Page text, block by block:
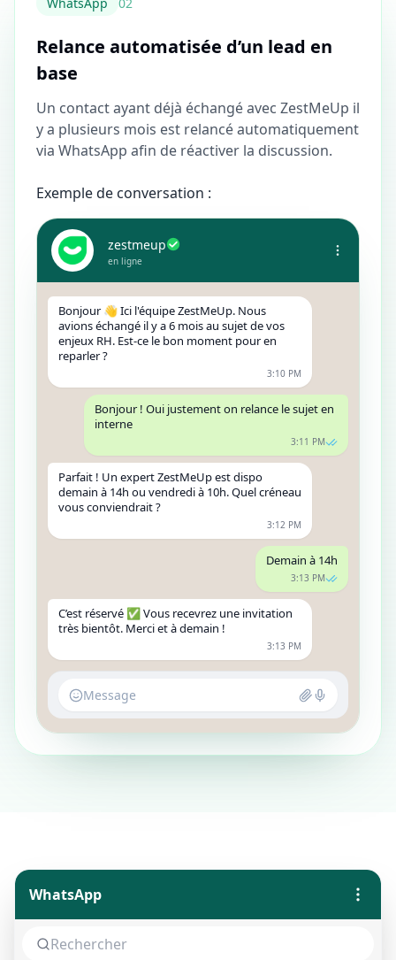
Relance automatisée d’un lead en
base
Un contact ayant déjà échangé avec ZestMeUp il
y a plusieurs mois est relancé automatiquement
via WhatsApp afin de réactiver la discussion.
Exemple de conversation :
zestmeup
en ligne
Bonjour 👋 Ici l'équipe ZestMeUp. Nous
avions échangé il y a 6 mois au sujet de vos
enjeux RH. Est-ce le bon moment pour en
reparler ?
3:10 PM
Bonjour ! Oui justement on relance le sujet en
interne
3:11 PM
Parfait ! Un expert ZestMeUp est dispo
demain à 14h ou vendredi à 10h. Quel créneau
vous conviendrait ?
3:12 PM
Demain à 14h
3:13 PM
C’est réservé ✅ Vous recevrez une invitation
très bientôt. Merci et à demain !
3:13 PM
Message
WhatsApp